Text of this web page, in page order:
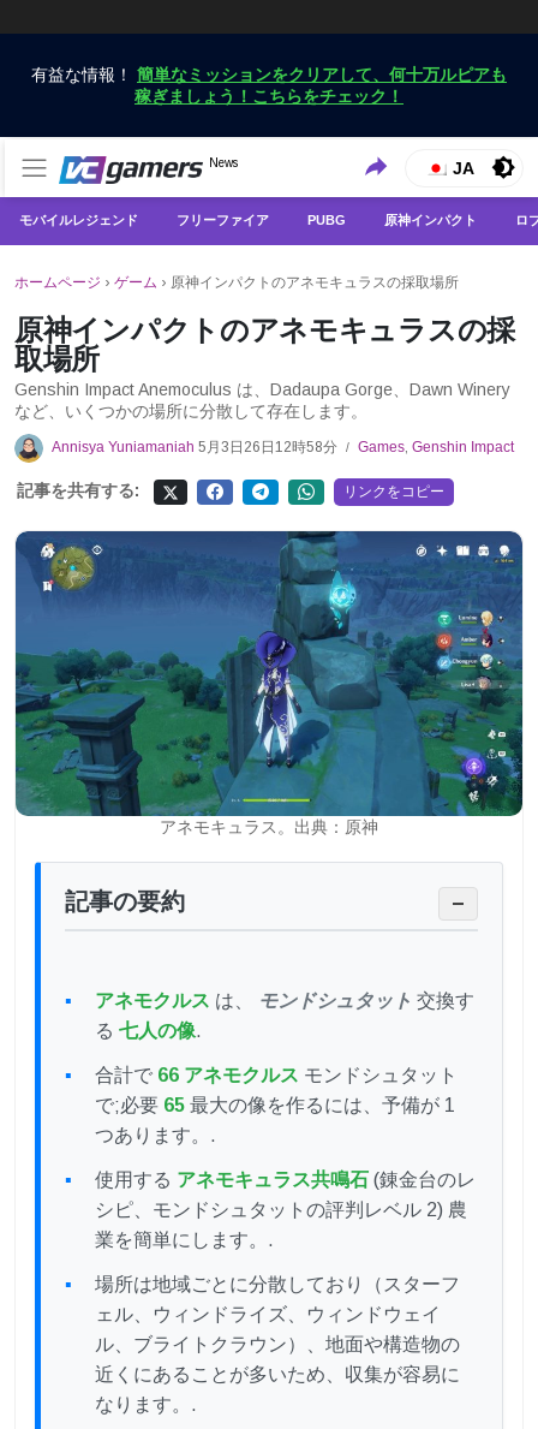
有益な情報！ 簡単なミッションをクリアして、何十万ルピアも
稼ぎましょう！こちらをチェック！
VCGamers ニュース
News
VCGamersだけで最新のゲームニュースを入手
JA
モバイルレジェンド フリーファイア PUBG 原神インパクト ロ
ホームページ › ゲーム › 原神インパクトのアネモキュラスの採取場所
原神インパクトのアネモキュラスの採
取場所
Genshin Impact Anemoculus は、Dadaupa Gorge、Dawn Winery
など、いくつかの場所に分散して存在します。
Annisya Yuniamaniah 5月3日26日12時58分 / Games, Genshin Impact
記事を共有する: リンクをコピー
アネモキュラス。出典：原神
記事の要約 −
アネモクルス は、 モンドシュタット 交換す
る 七人の像.
合計で 66 アネモクルス モンドシュタット
で;必要 65 最大の像を作るには、予備が 1
つあります。.
使用する アネモキュラス共鳴石 (錬金台のレ
シピ、モンドシュタットの評判レベル 2) 農
業を簡単にします。.
場所は地域ごとに分散しており（スターフ
ェル、ウィンドライズ、ウィンドウェイ
ル、ブライトクラウン）、地面や構造物の
近くにあることが多いため、収集が容易に
なります。.